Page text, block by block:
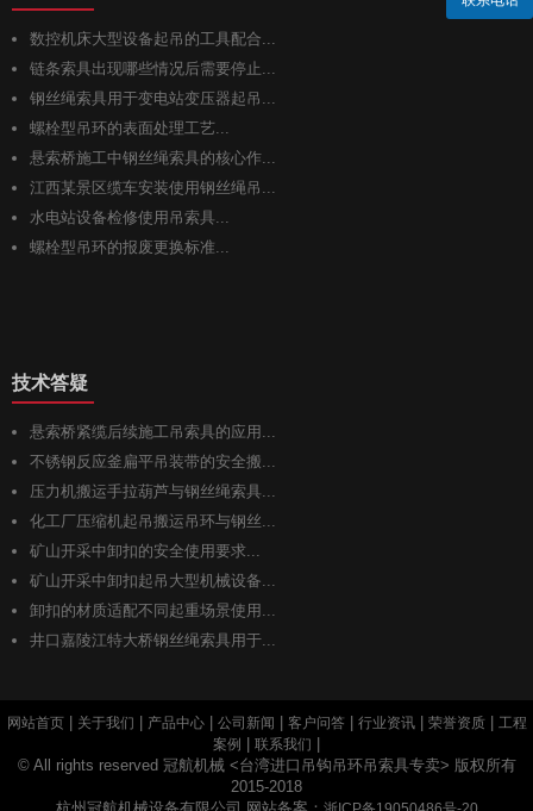
数控机床大型设备起吊的工具配合...
链条索具出现哪些情况后需要停止...
钢丝绳索具用于变电站变压器起吊...
螺栓型吊环的表面处理工艺...
悬索桥施工中钢丝绳索具的核心作...
江西某景区缆车安装使用钢丝绳吊...
水电站设备检修使用吊索具...
螺栓型吊环的报废更换标准...
技术答疑
悬索桥紧缆后续施工吊索具的应用...
不锈钢反应釜扁平吊装带的安全搬...
压力机搬运手拉葫芦与钢丝绳索具...
化工厂压缩机起吊搬运吊环与钢丝...
矿山开采中卸扣的安全使用要求...
矿山开采中卸扣起吊大型机械设备...
卸扣的材质适配不同起重场景使用...
井口嘉陵江特大桥钢丝绳索具用于...
网站首页| 关于我们 产品中心| 公司新闻 客户问答 行业资讯| 荣誉资质| 工程
案例
联系我们
© All rights reserved 冠航机械 <台湾进口吊钩吊环吊索具专卖> 版权所有
2015-2018